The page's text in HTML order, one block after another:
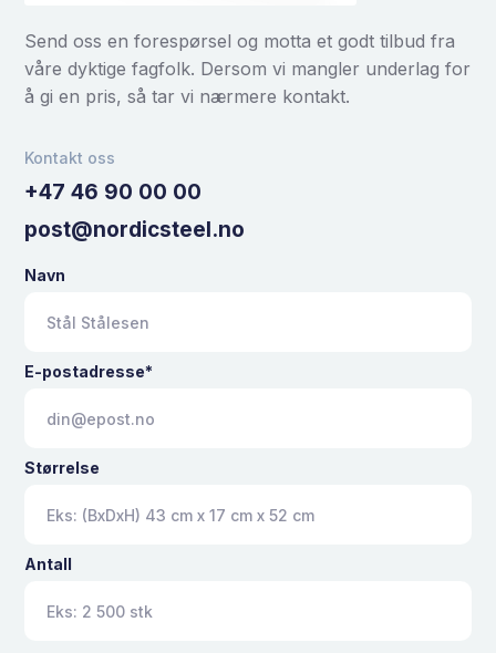
Send oss en forespørsel og motta et godt tilbud fra
våre dyktige fagfolk. Dersom vi mangler underlag for
å gi en pris, så tar vi nærmere kontakt.
Kontakt oss
+47 46 90 00 00
post@nordicsteel.no
Navn
E-postadresse*
Størrelse
Antall